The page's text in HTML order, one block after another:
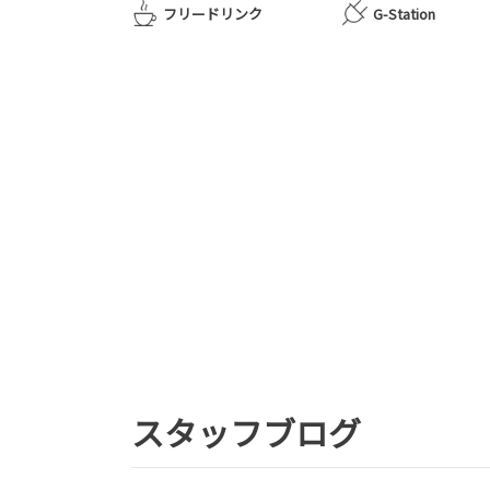
フリードリンク G-Station
スタッフブログ